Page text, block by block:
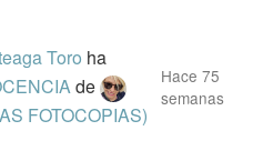
Toro ha
de
FOTOCOPIAS)
Hace 75
semanas